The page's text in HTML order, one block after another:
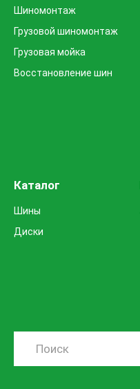
Шиномонтаж
Грузовой шиномонтаж
Грузовая мойка
Восстановление шин
Каталог
Шины
Диски